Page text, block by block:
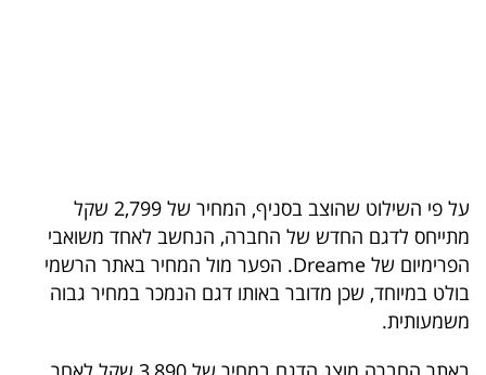
הכלכלי
פודקאסט
40
UNDER
40
על פי השילוט שהוצב בסניף, המחיר של 2,799 שקל
מתייחס לדגם החדש של החברה, הנחשב לאחד משואבי
הפרימיום של Dreame. הפער מול המחיר באתר הרשמי
בולט במיוחד, שכן מדובר באותו דגם הנמכר במחיר גבוה
משמעותית.